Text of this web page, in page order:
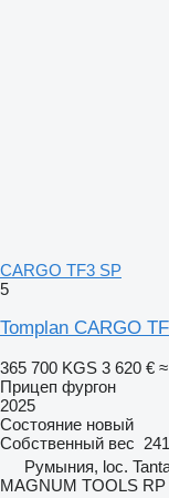
CARGO TF3 SP
5
Tomplan CARGO
365 700 KGS 3 620 €
Прицеп фургон
2025
Состояние новый
Собственный вес
Румыния, loc.
MAGNUM TOOLS RP